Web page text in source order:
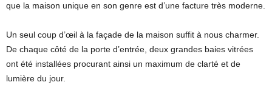
que la maison unique en son genre est d’une facture très moderne.
Un seul coup d’œil à la façade de la maison suffit à nous charmer.
De chaque côté de la porte d’entrée, deux grandes baies vitrées
ont été installées procurant ainsi un maximum de clarté et de
lumière du jour.